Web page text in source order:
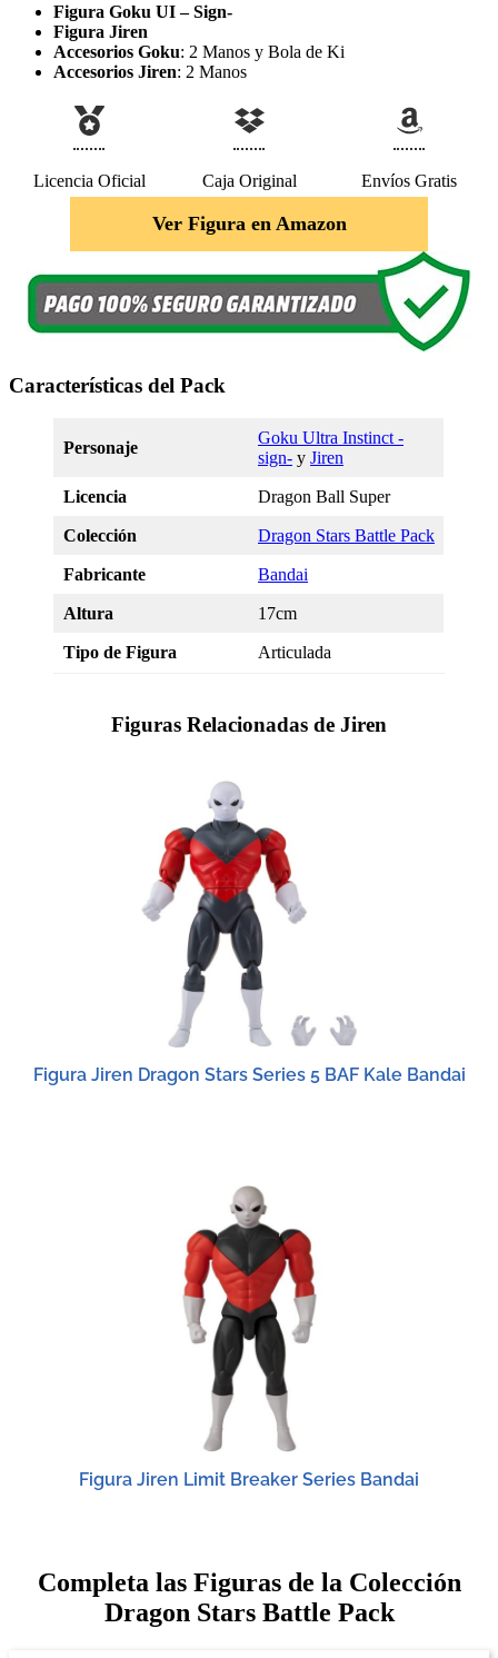
Figura Goku UI – Sign-
Figura Jiren
Accesorios Goku: 2 Manos y Bola de Ki
Accesorios Jiren: 2 Manos
Licencia Oficial Caja Original Envíos Gratis
Ver Figura en Amazon
Características del Pack
Personaje
Goku Ultra Instinct -
sign- y Jiren
Licencia Dragon Ball Super
Colección Dragon Stars Battle Pack
Fabricante Bandai
Altura 17cm
Tipo de Figura Articulada
Figuras Relacionadas de Jiren
Figura Jiren Dragon Stars Series 5 BAF Kale Bandai
Figura Jiren Limit Breaker Series Bandai
Completa las Figuras de la Colección
Dragon Stars Battle Pack